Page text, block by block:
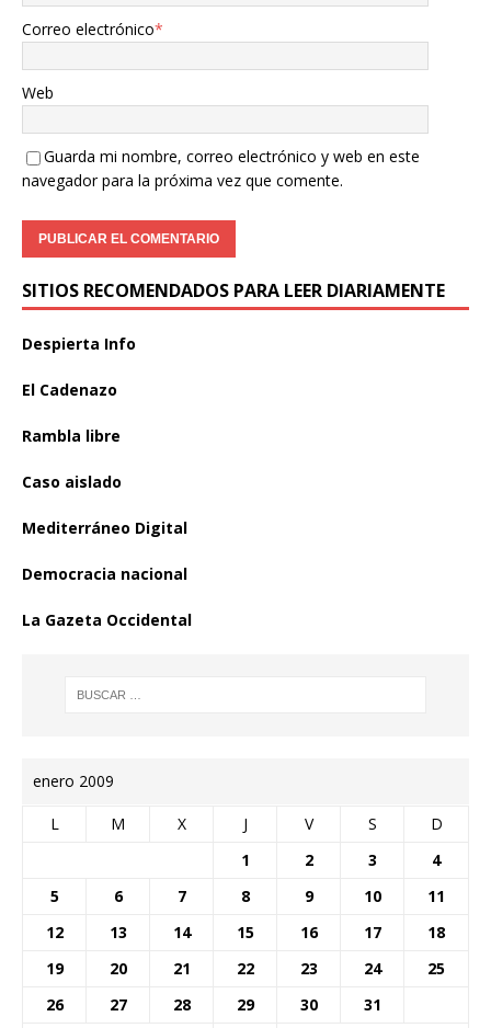
Correo electrónico*
Web
Guarda mi nombre, correo electrónico y web en este
navegador para la próxima vez que comente.
SITIOS RECOMENDADOS PARA LEER DIARIAMENTE
Despierta Info
El Cadenazo
Rambla libre
Caso aislado
Mediterráneo Digital
Democracia nacional
La Gazeta Occidental
enero 2009
L M X J V S D
1 2 3
4
5
6 7 8 9 10
11
12
13 14 15 16 17
18
19
20 21 22 23 24
25
26
27 28 29 30 31